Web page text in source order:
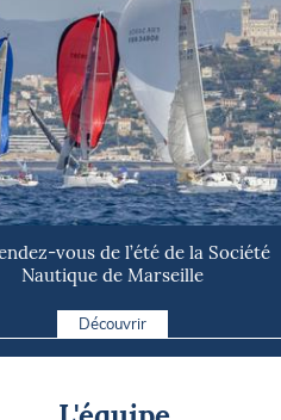
vous de l’été de la Société
Nautique de Marseille
Découvrir